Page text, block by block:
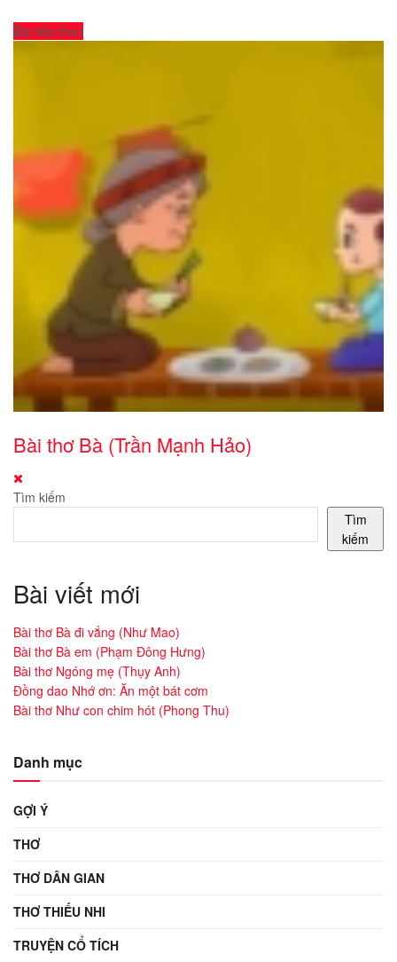
Bài tiếp theo
Bài thơ Bà (Trần Mạnh Hảo)
Tìm kiếm
Tìm
kiếm
Bài viết mới
Bài thơ Bà đi vắng (Như Mao)
Bài thơ Bà em (Phạm Đông Hưng)
Bài thơ Ngóng mẹ (Thụy Anh)
Đồng dao Nhớ ơn: Ăn một bát cơm
Bài thơ Như con chim hót (Phong Thu)
Danh mục
GỢI Ý
THƠ
THƠ DÂN GIAN
THƠ THIẾU NHI
TRUYỆN CỔ TÍCH